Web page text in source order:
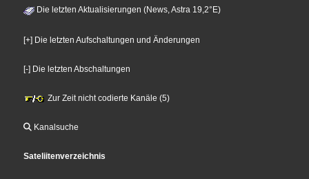
Die letzten Aktualisierungen (News, Astra 19,2°E)
[+] Die letzten Aufschaltungen und Änderungen
[-] Die letzten Abschaltungen
Zur Zeit nicht codierte Kanäle (5)
Kanalsuche
Sateliitenverzeichnis